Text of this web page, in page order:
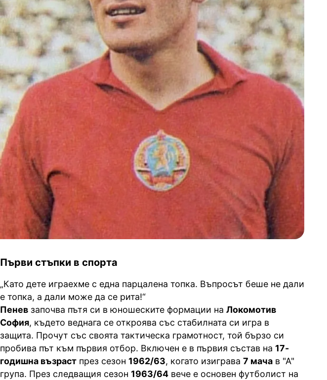
Първи стъпки в спорта
„Като дете играехме с една парцалена топка. Въпросът беше не дали
е топка, а дали може да се рита!“
Пенев започва пътя си в юношеските формации на Локомотив
София, където веднага се откроява със стабилната си игра в
защита. Прочут със своята тактическа грамотност, той бързо си
пробива път към първия отбор. Включен е в първия състав на 17-
годишна възраст през сезон 1962/63, когато изиграва 7 мача в "А"
група. През следващия сезон 1963/64 вече е основен футболист на